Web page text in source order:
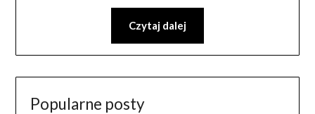
Czytaj dalej
Popularne posty